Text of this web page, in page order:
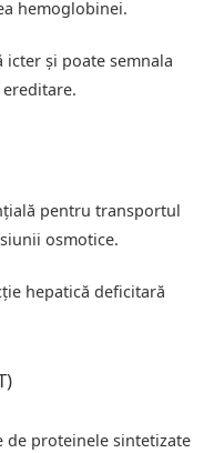
hemoglobinei.
și poate semnala
pentru transportul
osmotice.
hepatică deficitară
de proteinele sintetizate